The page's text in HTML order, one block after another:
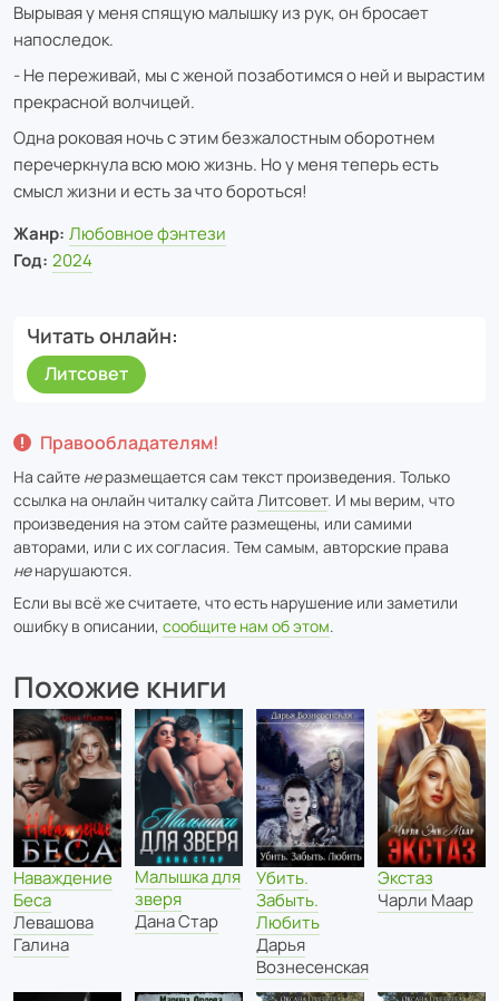
Вырывая у меня спящую малышку из рук, он бросает
напоследок.
- Не переживай, мы с женой позаботимся о ней и вырастим
прекрасной волчицей.
Одна роковая ночь с этим безжалостным оборотнем
перечеркнула всю мою жизнь. Но у меня теперь есть
смысл жизни и есть за что бороться!
Жанр: Любовное фэнтези
Год: 2024
Читать онлайн
Литсовет
Правообладателям!
На сайте неразмещается сам текст произведения. Только
ссылка на онлайн читалку сайта Литсовет. И мы верим, что
произведения на этом сайте размещены, или самими
авторами, или с их согласия. Тем самым, авторские права
ненарушаются.
Если вы всё же считаете, что есть нарушение или заметили
ошибку в описании, сообщите нам об этом.
Похожие книги
Наваждение
Беса
Левашова
Галина
Малышка для
зверя
Дана Стар
Убить.
Забыть.
Любить
Дарья
Вознесенская
Экстаз
Чарли Маар